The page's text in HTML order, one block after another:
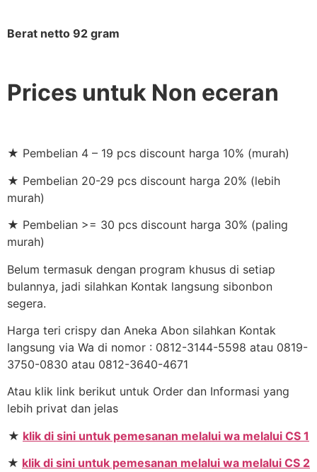
Berat netto 92 gram
Prices untuk Non eceran
★ Pembelian 4 – 19 pcs discount harga 10% (murah)
★ Pembelian 20-29 pcs discount harga 20% (lebih
murah)
★ Pembelian >= 30 pcs discount harga 30% (paling
murah)
Belum termasuk dengan program khusus di setiap
bulannya, jadi silahkan Kontak langsung sibonbon
segera.
Harga teri crispy dan Aneka Abon silahkan Kontak
langsung via Wa di nomor : 0812-3144-5598 atau 0819-
3750-0830 atau 0812-3640-4671
Atau klik link berikut untuk Order dan Informasi yang
lebih privat dan jelas
★ klik di sini untuk pemesanan melalui wa melalui CS 1
★ klik di sini untuk pemesanan melalui wa melalui CS 2